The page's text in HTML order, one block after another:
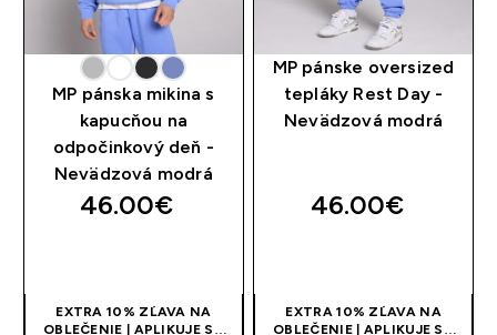
MP pánska mikina s
kapucňou na
odpočinkový deň -
Nevädzová modrá
46.00€‎
EXTRA 10% ZĽAVA NA
OBLEČENIE | APLIKUJE SA
MP pánske oversized
tepláky Rest Day -
Nevädzová modrá
46.00€‎
EXTRA 10% ZĽAVA NA
OBLEČENIE | APLIKUJE SA